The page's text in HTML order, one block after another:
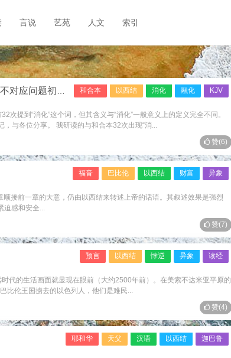
言说 艺苑 人文 索引
和合本 以西结 消化 融化 KJV
消化”研读笔记之一）
提到“消化”这个词，但其含义与“消化”一般意义上的定义完全不同。
，与各位分享。 我研读的与和合本32次出现“消...
赞(6)
福音 巴比伦 以西结 财富 异象
接前一章的大意，仍由以西结来转述上帝的话语。其叙述效果是强烈
迫感和安全...
赞(7)
预言 以西结 悖逆 异象 读经
代的生活画面就显现在眼前（大约2500年前）。在美索不达米亚平原的
比伦王国掳去的以色列人，他们是难民...
赞(4)
耶和华 天父 汉语 以西结 迦巴鲁